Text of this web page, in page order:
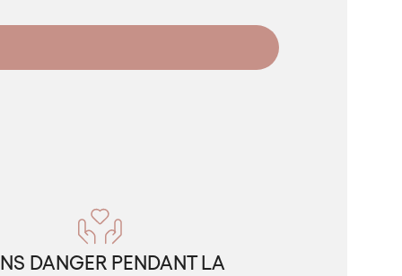
DANGER PENDANT LA